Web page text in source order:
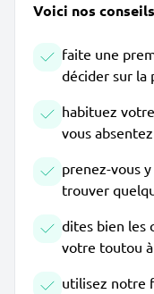
Voici nos
faite une
décider sur la
habituez
vous
prenez-vous
trouver
dites bien les
votre toutou
utilisez notre